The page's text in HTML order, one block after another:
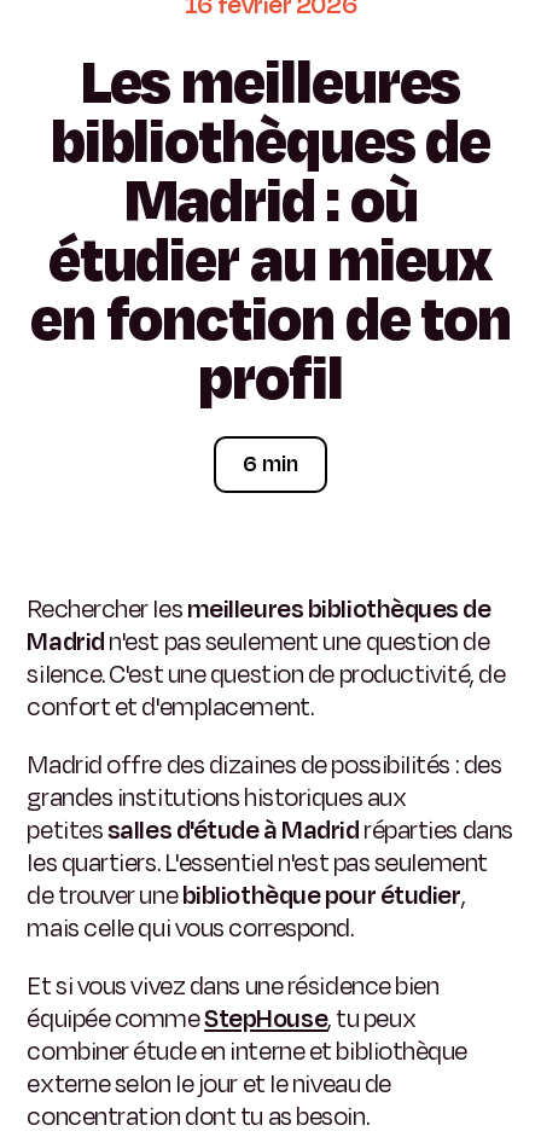
Lesmeilleures
bibliothèquesde
Madrid:où
étudieraumieux
enfonctiondeton
profil
6 min
Rechercher lesmeilleures bibliothèques de
Madridn'est pas seulement une question de
silence. C'est une question de productivité, de
confort et d'emplacement.
Madrid offre des dizaines de possibilités : des
grandes institutions historiques aux
petitessalles d'étude à Madridréparties dans
les quartiers. L'essentiel n'est pas seulement
de trouver unebibliothèque pour étudier,
mais celle qui vous correspond.
Et si vous vivez dans une résidence bien
équipée commeStepHouse, tu peux
combiner étude en interne et bibliothèque
externe selon le jour et le niveau de
concentration dont tu as besoin.